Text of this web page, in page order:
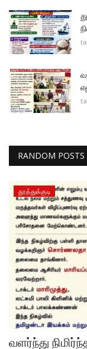
RANDOM POSTS
தூத்துக்குடி
வளர்ந்து